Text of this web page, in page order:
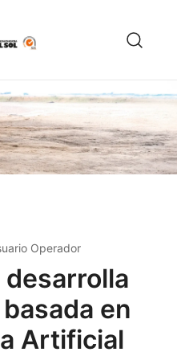
de llantas con
Calidad ISO 9001
de llantas con garantía
ISO 9001
Operador
desarrolla
en
Artificial